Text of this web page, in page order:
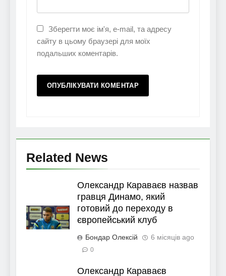
Зберегти моє ім'я, e-mail, та адресу
сайту в цьому браузері для моїх
подальших коментарів.
Related News
Олександр Караваєв назвав
гравця Динамо, який
готовий до переходу в
європейський клуб
Бондар Олексій 6 місяців ago
0
Олександр Караваєв